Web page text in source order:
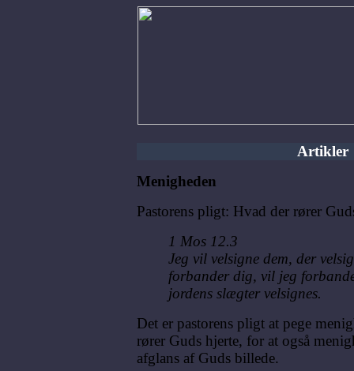
Artikler
Menigheden
Pastorens pligt: Hvad der rører
1 Mos 12.3
Jeg vil velsigne dem, der
forbander dig, vil jeg
jordens slægter velsignes.
Det er pastorens pligt at pege
rører Guds hjerte, for at også
afglans af Guds billede.